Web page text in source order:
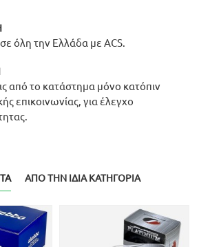
όλη την Ελλάδα με ACS.
από το κατάστημα μόνο κατόπιν
επικοινωνίας, για έλεγχο
ΑΠΌ ΤΗΝ ΊΔΙΑ ΚΑΤΗΓΟΡΊΑ